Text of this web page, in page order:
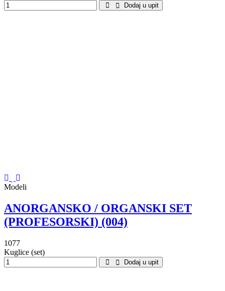
Dodaj u upit
Modeli
ANORGANSKO / ORGANSKI SET
(PROFESORSKI) (004)
1077
Kuglice (set)
Dodaj u upit